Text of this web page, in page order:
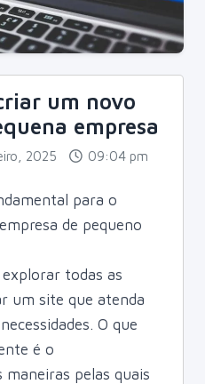
um novo
empresa
2025 09:04 pm
para o
de pequeno
todas as
um site que atenda
O que
é o
maneiras pelas quais